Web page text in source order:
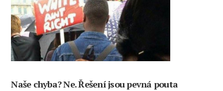
Naše chyba? Ne. Řešení jsou pevná pouta